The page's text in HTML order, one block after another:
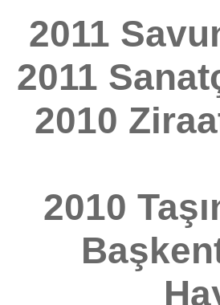
2011
2011
2010
2010